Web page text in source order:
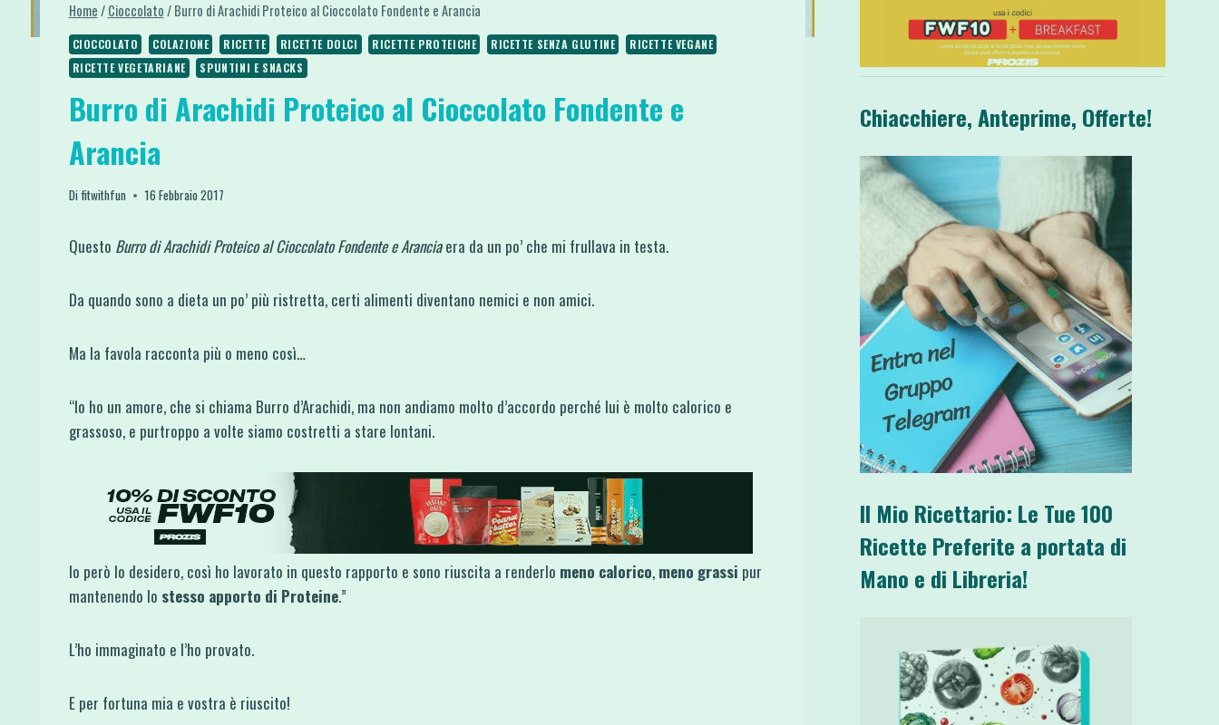
Home/ Cioccolato/ Burro di Arachidi Proteico al Cioccolato Fondente e Arancia
CIOCCOLATO COLAZIONE RICETTE RICETTE DOLCI RICETTE PROTEICHE RICETTE SENZA GLUTINE
RICETTE VEGANE
RICETTE VEGETARIANE
SPUNTINI E SNACKS
Burro di Arachidi Proteico al Cioccolato Fondente e
Arancia
Difitwithfun 16 Febbraio 2017
Questo Burro di Arachidi Proteico al Cioccolato Fondente e Aranciaera da un po’ che mi frullava in testa.
Da quando sono a dieta un po’ più ristretta, certi alimenti diventano nemici e non amici.
Ma la favola racconta più o meno così…
“Io ho un amore, che si chiama Burro d’Arachidi, ma non andiamo molto d’accordo perché lui è molto calorico e
grassoso, e purtroppo a volte siamo costretti a stare lontani.
Io però lo desidero, così ho lavorato in questo rapporto e sono riuscita a renderlo meno calorico, meno grassi pur
mantenendo lo stesso apporto di Proteine.”
L’ho immaginato e l’ho provato.
E per fortuna mia e vostra è riuscito!
Chiacchiere, Anteprime, Offerte!
Il Mio Ricettario: Le Tue 100
Ricette Preferite a portata di
Mano e di Libreria!